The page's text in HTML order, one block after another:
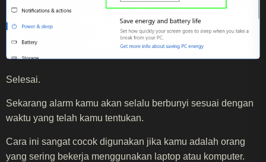
Selesai.
Sekarang alarm kamu akan selalu berbunyi sesuai dengan
waktu yang telah kamu tentukan.
Cara ini sangat cocok digunakan jika kamu adalah orang
yang sering bekerja menggunakan laptop atau komputer.